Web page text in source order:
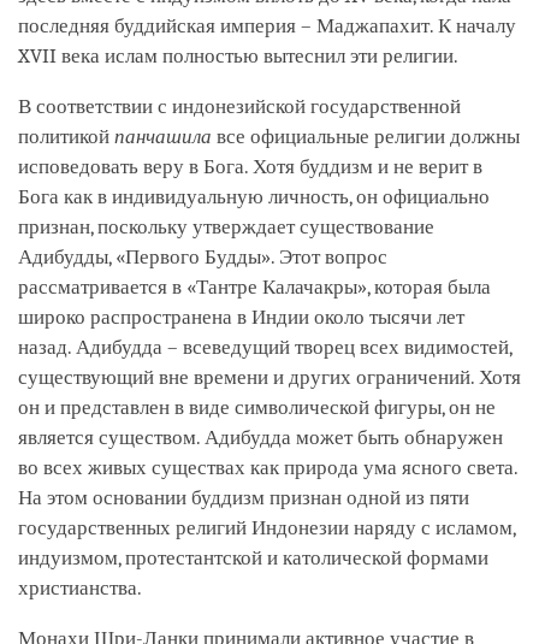
последняя буддийская империя – Маджапахит. К началу
XVII века ислам полностью вытеснил эти религии.
В соответствии с индонезийской государственной
политикой панчашила все официальные религии должны
исповедовать веру в Бога. Хотя буддизм и не верит в
Бога как в индивидуальную личность, он официально
признан, поскольку утверждает существование
Адибудды, «Первого Будды». Этот вопрос
рассматривается в «Тантре Калачакры», которая была
широко распространена в Индии около тысячи лет
назад. Адибудда – всеведущий творец всех видимостей,
существующий вне времени и других ограничений. Хотя
он и представлен в виде символической фигуры, он не
является существом. Адибудда может быть обнаружен
во всех живых существах как природа ума ясного света.
На этом основании буддизм признан одной из пяти
государственных религий Индонезии наряду с исламом,
индуизмом, протестантской и католической формами
христианства.
Монахи Шри-Ланки принимали активное участие в